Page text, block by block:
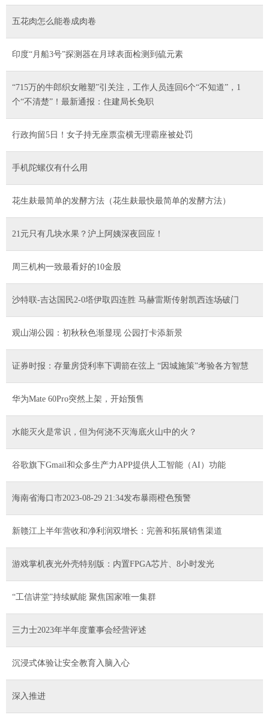
五花肉怎么能卷成肉卷
印度“月船3号”探测器在月球表面检测到硫元素
“715万的牛郎织女雕塑”引关注，工作人员连回6个“不知道”，1
个“不清楚”！最新通报：住建局长免职
行政拘留5日！女子持无座票蛮横无理霸座被处罚
手机陀螺仪有什么用
花生麸最简单的发酵方法（花生麸最快最简单的发酵方法）
21元只有几块水果？沪上阿姨深夜回应！
周三机构一致最看好的10金股
沙特联-吉达国民2-0塔伊取四连胜 马赫雷斯传射凯西连场破门
观山湖公园：初秋秋色渐显现 公园打卡添新景
证券时报：存量房贷利率下调箭在弦上 “因城施策”考验各方智慧
华为Mate 60Pro突然上架，开始预售
水能灭火是常识，但为何浇不灭海底火山中的火？
谷歌旗下Gmail和众多生产力APP提供人工智能（AI）功能
海南省海口市2023-08-29 21:34发布暴雨橙色预警
新赣江上半年营收和净利润双增长：完善和拓展销售渠道
游戏掌机夜光外壳特别版：内置FPGA芯片、8小时发光
“工信讲堂”持续赋能 聚焦国家唯一集群
三力士2023年半年度董事会经营评述
沉浸式体验让安全教育入脑入心
深入推进